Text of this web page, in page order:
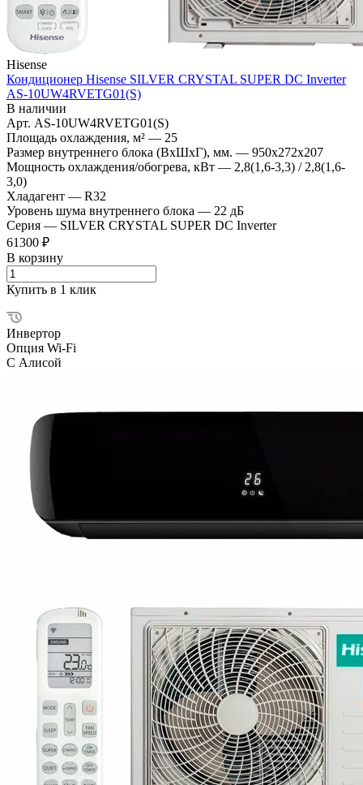
Hisense
Кондиционер Hisense SILVER CRYSTAL SUPER DC Inverter
AS-10UW4RVETG01(S)
В наличии
Арт. AS-10UW4RVETG01(S)
Площадь охлаждения, м² — 25
Размер внутреннего блока (ВхШхГ), мм. — 950x272x207
Мощность охлаждения/обогрева, кВт — 2,8(1,6-3,3) / 2,8(1,6-
3,0)
Хладагент — R32
Уровень шума внутреннего блока — 22 дБ
Серия — SILVER CRYSTAL SUPER DC Inverter
61300 ₽
В корзину
Купить в 1 клик
Инвертор
Опция Wi-Fi
С Алисой